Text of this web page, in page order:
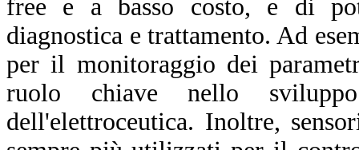
free e a basso costo, e di
diagnostica e trattamento. Ad
per il monitoraggio dei
ruolo chiave nello
dell'elettroceutica. Inoltre,